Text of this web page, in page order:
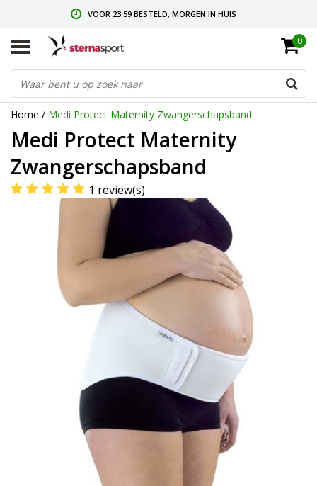
VOOR 23:59 BESTELD, MORGEN IN HUIS
GRATIS RETOURNEREN & RUILEN
0
Home / Medi Protect Maternity Zwangerschapsband
Medi Protect Maternity
Zwangerschapsband
1 review(s)